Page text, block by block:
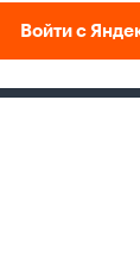
Войти с
в
Как это